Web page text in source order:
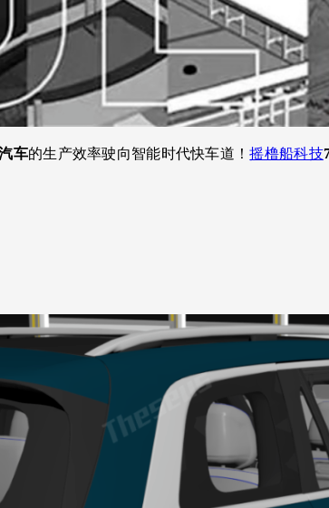
车的生产效率驶向智能时代快车道！摇橹船科技